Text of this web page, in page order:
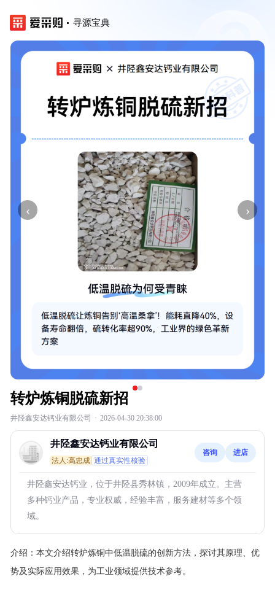
寻源宝典
‹ ›
转炉炼铜脱硫新招
井陉鑫安达钙业有限公司 · 2026-04-30 20:38:00
井陉鑫安达钙业有限公司
法人:高忠成 通过真实性核验
咨询 进店
井陉鑫安达钙业，位于井陉县秀林镇，2009年成立。主营
多种钙业产品，专业权威，经验丰富，服务建材等多个领
域。
介绍： 本文介绍转炉炼铜中低温脱硫的创新方法，探讨其原理、优
势及实际应用效果，为工业领域提供技术参考。